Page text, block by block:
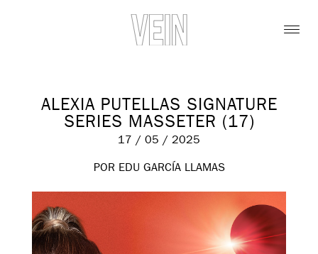
ALEXIA PUTELLAS SIGNATURE
SERIES MASSETER (17)
17 / 05 / 2025
POR EDU GARCÍA LLAMAS